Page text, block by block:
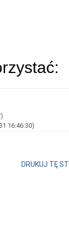
16:46:30)
DRUKUJ TĘ